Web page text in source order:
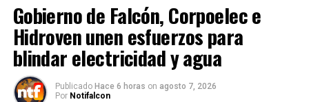
Gobierno de Falcón, Corpoelec e
Hidroven unen esfuerzos para
blindar electricidad y agua
Publicado Hace 6 horas on agosto 7, 2026
Por Notifalcon